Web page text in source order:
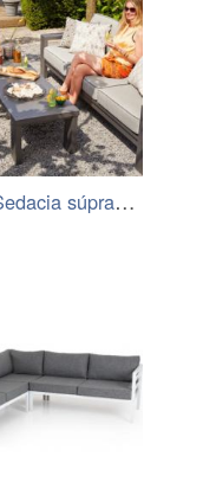
Hartman Sedacia súprava TITAN Mdum